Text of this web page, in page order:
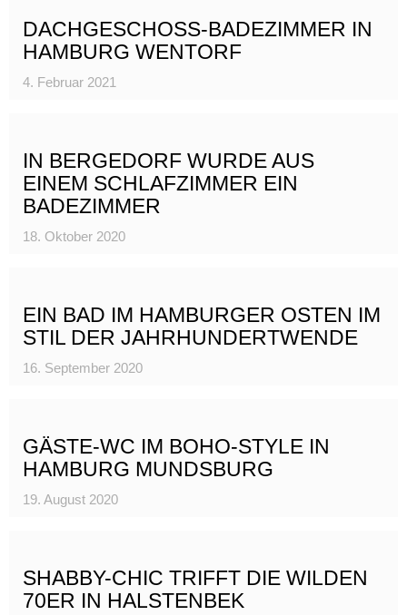
DACHGESCHOSS-BADEZIMMER IN
HAMBURG WENTORF
4. Februar 2021
IN BERGEDORF WURDE AUS
EINEM SCHLAFZIMMER EIN
BADEZIMMER
18. Oktober 2020
EIN BAD IM HAMBURGER OSTEN IM
STIL DER JAHRHUNDERTWENDE
16. September 2020
GÄSTE-WC IM BOHO-STYLE IN
HAMBURG MUNDSBURG
19. August 2020
SHABBY-CHIC TRIFFT DIE WILDEN
70ER IN HALSTENBEK